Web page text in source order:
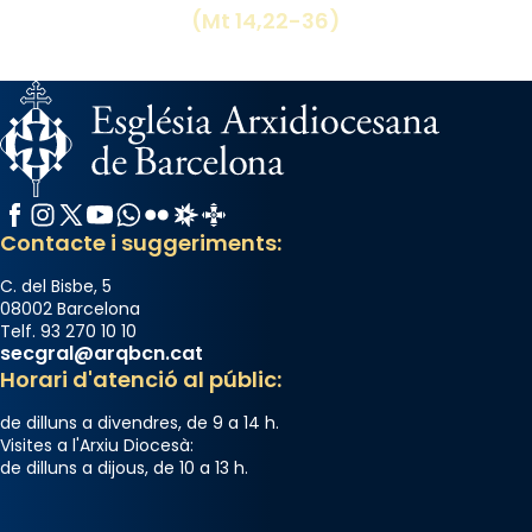
missa d’acció de gràcies en agraïment al
comitè organitzador de la visita apostòlica
col·laboradors, a la Catedral de Barcelona.
L’arquebisbe de Barcelona, el cardenal Joan
Josep Omella, ha presidit la missa i l’ha
concelebrat el bisbe auxiliar de Barcelona,
Mons. David Abadías.
Photo
View on Facebook
Arquebisbat de Barcelona
2 weeks ago
Memòria de les santes Juliana i
(Mt 14,22-36)
Facebook
Instagram
X / Twitter
YouTube
WhatsApp
FlickrRadio Estel
Catalunya Cristiana
Contacte i suggeriments:
C. del Bisbe, 5
08002 Barcelona
Telf. 93 270 10 10
secgral@arqbcn.cat
Horari d'atenció al públic:
de dilluns a divendres, de 9 a 14 h.
Visites a l'Arxiu Diocesà:
de dilluns a dijous, de 10 a 13 h.